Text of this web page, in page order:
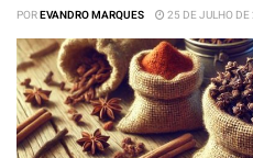
POREVANDRO MARQUES 25 DE JULHO